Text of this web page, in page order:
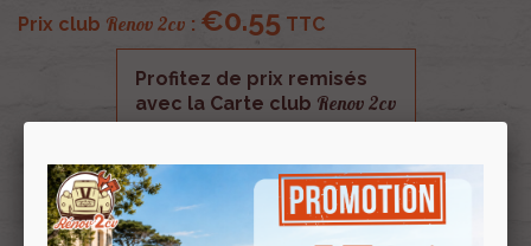
Prix club Renov 2cv : €0.55 TTC
Profitez de prix remisés
avec la Carte club Renov 2cv
au clubRenov 2cv